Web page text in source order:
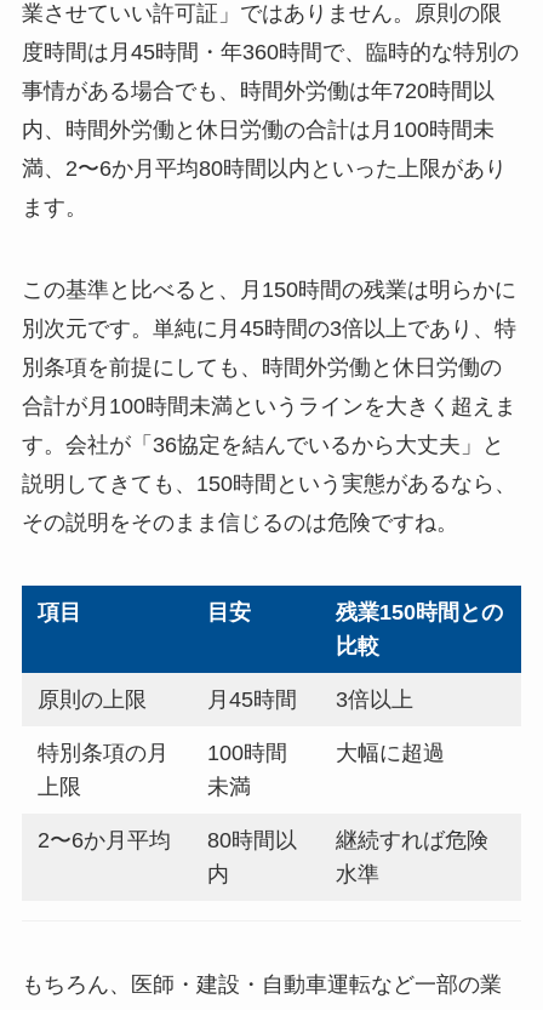
業させていい許可証」ではありません。原則の限
度時間は月45時間・年360時間で、臨時的な特別の
事情がある場合でも、時間外労働は年720時間以
内、時間外労働と休日労働の合計は月100時間未
満、2〜6か月平均80時間以内といった上限があり
ます。
この基準と比べると、月150時間の残業は明らかに
別次元です。単純に月45時間の3倍以上であり、特
別条項を前提にしても、時間外労働と休日労働の
合計が月100時間未満というラインを大きく超えま
す。会社が「36協定を結んでいるから大丈夫」と
説明してきても、150時間という実態があるなら、
その説明をそのまま信じるのは危険ですね。
項目 目安
残業150時間との
比較
原則の上限 月45時間 3倍以上
特別条項の月
上限
100時間
未満
大幅に超過
2〜6か月平均
80時間以
内
継続すれば危険
水準
もちろん、医師・建設・自動車運転など一部の業